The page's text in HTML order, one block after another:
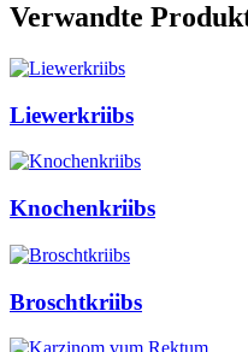
Verwandte
Liewerkriibs
Knochenkriibs
Broschtkriibs